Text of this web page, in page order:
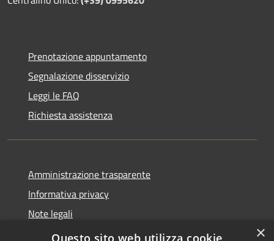
Prenotazione appuntamento
Segnalazione disservizio
Leggi le FAQ
Richiesta assistenza
Amministrazione trasparente
Informativa privacy
Note legali
Dichiarazione di accessibilità
×
Questo sito web utilizza cookie